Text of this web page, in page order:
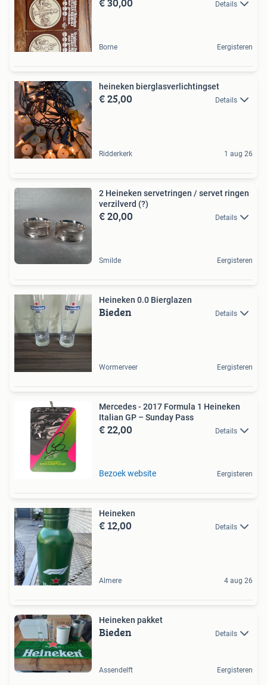
Details
Borne Eergisteren
heineken bierglasverlichtingset
€ 25,00 Details
Ridderkerk 1 aug 26
2 Heineken servetringen / servet ringen
verzilverd (?)
€ 20,00 Details
Smilde Eergisteren
Heineken 0.0 Bierglazen
Bieden Details
Wormerveer Eergisteren
Mercedes - 2017 Formula 1 Heineken
Italian GP – Sunday Pass
€ 22,00 Details
Bezoek website Eergisteren
Heineken
€ 12,00 Details
Almere 4 aug 26
Heineken pakket
Bieden Details
Assendelft Eergisteren